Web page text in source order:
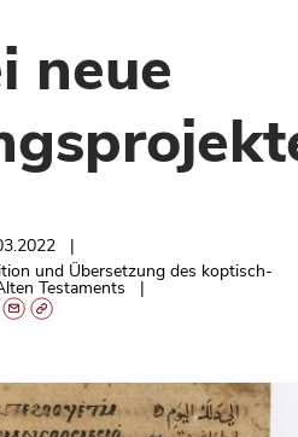
neue
und Übersetzung des koptisch-
Testaments